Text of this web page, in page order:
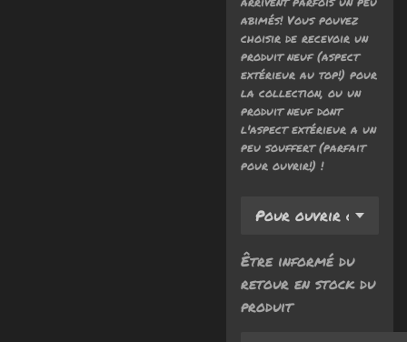
abimés! Vous pouvez
choisir de recevoir un
produit neuf (aspect
extérieur au top!) pour
la collection, ou un
produit neuf dont
l'aspect extérieur a un
peu souffert (parfait
pour ouvrir!) !
Être informé du
retour en stock du
produit